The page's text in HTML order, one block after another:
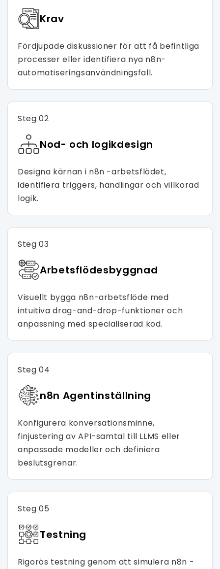
Krav
Fördjupade diskussioner för att få befintliga
processer eller identifiera nya n8n-
automatiseringsanvändningsfall.
Steg 02
Nod- och logikdesign
Designa kärnan i n8n -arbetsflödet,
identifiera triggers, handlingar och villkorad
logik.
Steg 03
Arbetsflödesbyggnad
Visuellt bygga n8n-arbetsflöde med
intuitiva drag-and-drop-funktioner och
anpassning med specialiserad kod.
Steg 04
n8n Agentinställning
Konfigurera konversationsminne,
finjustering av API-samtal till LLMS eller
anpassade modeller och definiera
beslutsgrenar.
Steg 05
Testning
Rigorös testning genom att simulera n8n -